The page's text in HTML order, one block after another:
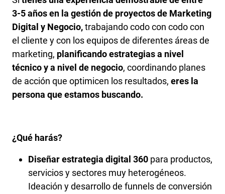
3-5 años en la gestión de proyectos de Marketing
Digital y Negocio,trabajando codo con codo con
el cliente y con los equipos de diferentes áreas de
marketing, planificando estrategias a nivel
técnico y a nivel de negocio, coordinando planes
de acción que optimicen los resultados, eres la
persona que estamos buscando.
¿Qué harás?
Diseñar estrategia digital 360 para productos,
servicios y sectores muy heterogéneos.
Ideación y desarrollo de funnels de conversión